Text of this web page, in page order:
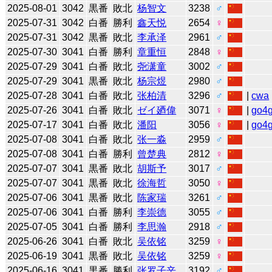
2025-08-01 3042 黒番 敗北 杨智文 3238
♂
2025-07-31 3042 白番 勝利 鑫天悦 2654
♀
2025-07-31 3042 黒番 敗北 李承泽 2961
♂
2025-07-30 3041 白番 勝利 章重恒 2848
♀
2025-07-29 3041 白番 敗北 尧潇童 3002
♂
2025-07-29 3041 黒番 敗北 杨宗煜 2980
♂
2025-07-28 3041 白番 敗北 张柏清 3296 ♂ |cwa
2025-07-26 3041 白番 敗北 ゼイ廼偉 3071 ♀ |
2025-07-17 3041 白番 敗北 潘阳 3056 ♀ |
2025-07-08 3041 白番 敗北 张一淼 2959
♂
2025-07-08 3041 白番 勝利 曾楚典 2812
♀
2025-07-07 3041 黒番 敗北 胡斯予 3017
♂
2025-07-07 3041 黒番 敗北 徐海哲 3050
♀
2025-07-06 3041 黒番 敗北 陈家瑞 3261
♂
2025-07-06 3041 白番 勝利 李崇德 3055
♂
2025-07-05 3041 白番 勝利 李思瀚 2918
♂
2025-06-26 3041 白番 敗北 吴依铭 3259
♀
2025-06-19 3041 黒番 敗北 吴依铭 3259
♀